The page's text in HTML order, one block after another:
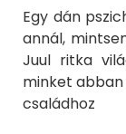
Egy dán
annál,
Juul ritka
minket